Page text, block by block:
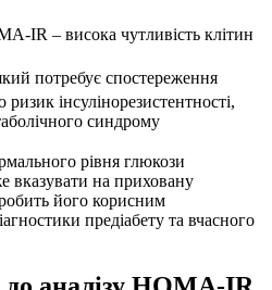
– висока чутливість клітин
потребує спостереження
інсулінорезистентності,
синдрому
рівня глюкози
на приховану
його корисним
предіабету та вчасного